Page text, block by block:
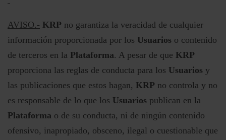
AVISO.- KRP no garantiza la veracidad de cualquier
información proporcionada por los Usuarios o contenido
de terceros en la Plataforma. A pesar de que KRP
proporciona las reglas de conducta para los Usuarios y
las publicaciones que estos hagan, KRP no controla y no
es responsable de lo que los Usuarios publican en la
Plataforma o de su conducta, ni de ningún contenido
ofensivo, inapropiado, obsceno, ilegal o cuestionable que